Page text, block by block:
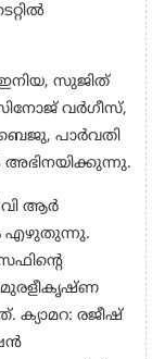
ഇനിയ, സുജിത്
വർഗീസ്,
പാർവതി
അഭിനയിക്കുന്നു.
വി ആർ
എഴുതുന്നു.
മുരളീകൃഷ്ണ
ക്യാമറ: രജീഷ്